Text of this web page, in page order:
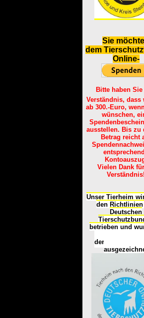
Sie
dem
Online-
Bitte haben
Verständnis, dass
ab 300.-Euro,
wünschen,
ausstellen. Bis zu
Betrag reicht
Vielen Dank
Verständnis!
Unser Tierheim
den Richtlinien
Deutschen
betrieben und
der